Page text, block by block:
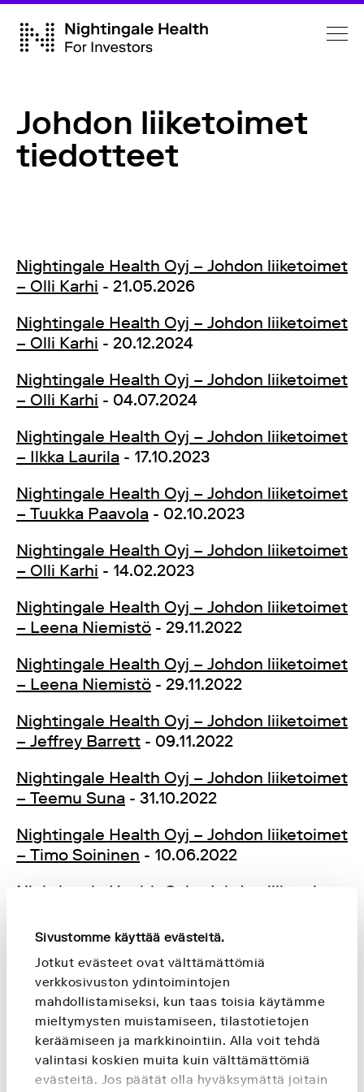
Sivustomme käyttää evästeitä.
Jotkut evästeet ovat välttämättömiä
verkkosivuston ydintoimintojen
mahdollistamiseksi, kun taas toisia käytämme
mieltymysten muistamiseen, tilastotietojen
keräämiseen ja markkinointiin. Alla voit tehdä
valintasi koskien muita kuin välttämättömiä
evästeitä. Jos päätät olla hyväksymättä joitain
Johdon liiketoimet
tiedotteet
Nightingale Health Oyj – Johdon liiketoimet
– Olli Karhi - 21.05.2026
Nightingale Health Oyj – Johdon liiketoimet
– Olli Karhi - 20.12.2024
Nightingale Health Oyj – Johdon liiketoimet
– Olli Karhi - 04.07.2024
Nightingale Health Oyj – Johdon liiketoimet
– Ilkka Laurila - 17.10.2023
Nightingale Health Oyj – Johdon liiketoimet
– Tuukka Paavola - 02.10.2023
Nightingale Health Oyj – Johdon liiketoimet
– Olli Karhi - 14.02.2023
Nightingale Health Oyj – Johdon liiketoimet
– Leena Niemistö - 29.11.2022
Nightingale Health Oyj – Johdon liiketoimet
– Leena Niemistö - 29.11.2022
Nightingale Health Oyj – Johdon liiketoimet
– Jeffrey Barrett - 09.11.2022
Nightingale Health Oyj – Johdon liiketoimet
– Teemu Suna - 31.10.2022
Nightingale Health Oyj – Johdon liiketoimet
– Timo Soininen - 10.06.2022
Nightingale Health Oyj – Johdon liiketoimet
Nightingale Health Oyj – Johdon liiketoimet
– Timo Soininen- 17.09.2021
Nightingale Health Oyj – Johdon liiketoimet
– Timo Soininen- 06.07.2021
Nightingale Health Oyj – Johdon liiketoimet
– Timo Soininen- 07.04.2021